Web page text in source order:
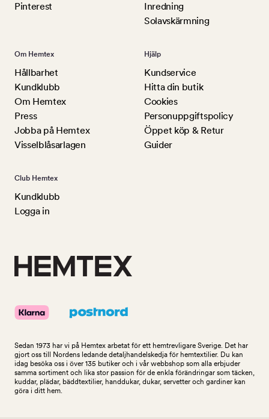
Pinterest
Inredning
Solavskärmning
Om Hemtex
Hållbarhet
Kundklubb
Om Hemtex
Press
Jobba på Hemtex
Visselblåsarlagen
Hjälp
Kundservice
Hitta din butik
Cookies
Personuppgiftspolicy
Öppet köp & Retur
Guider
Club Hemtex
Kundklubb
Logga in
Sedan 1973 har vi på Hemtex arbetat för ett hemtrevligare Sverige. Det har
gjort oss till Nordens ledande detaljhandelskedja för hemtextilier. Du kan
idag besöka oss i över 135 butiker och i vår webbshop som alla erbjuder
samma sortiment och lika stor passion för de enkla förändringar som täcken,
kuddar, plädar, bäddtextilier, handdukar, dukar, servetter och gardiner kan
göra i ditt hem.